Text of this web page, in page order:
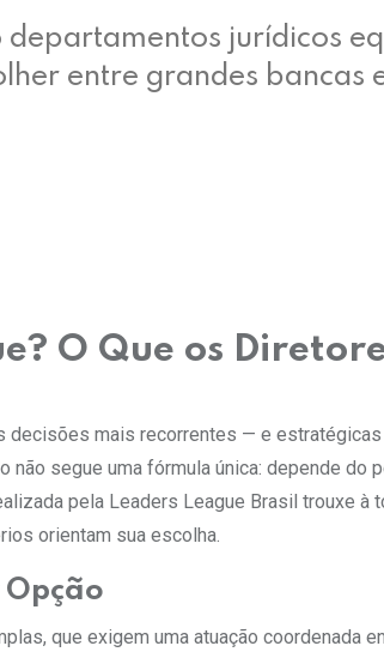
departamentos jurídicos
entre grandes bancas
O Que os
mais recorrentes — e
segue uma fórmula única: depende do
pela Leaders League Brasil trouxe à
orientam sua escolha.
que exigem uma atuação coordenada